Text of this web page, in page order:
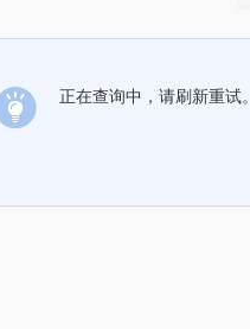
正在查询中，请刷新重试。